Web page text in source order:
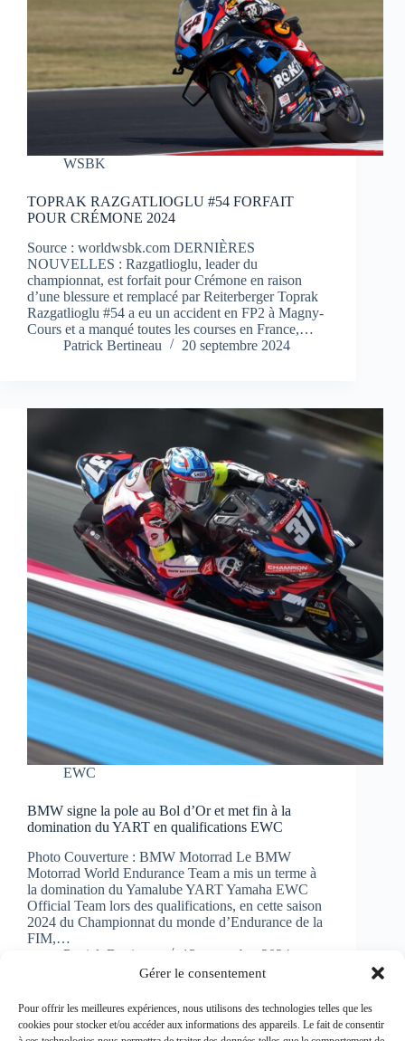
Gérer le consentement
Pour offrir les meilleures expériences, nous utilisons des technologies telles que les
cookies pour stocker et/ou accéder aux informations des appareils. Le fait de consentir
WSBK
TOPRAK RAZGATLIOGLU #54 FORFAIT
POUR CRÉMONE 2024
Source : worldwsbk.com DERNIÈRES
NOUVELLES : Razgatlioglu, leader du
championnat, est forfait pour Crémone en raison
d’une blessure et remplacé par Reiterberger Toprak
Razgatlioglu #54 a eu un accident en FP2 à Magny-
Cours et a manqué toutes les courses en France,…
Patrick Bertineau
20 septembre 2024
EWC
BMW signe la pole au Bol d’Or et met fin à la
domination du YART en qualifications EWC
Photo Couverture : BMW Motorrad Le BMW
Motorrad World Endurance Team a mis un terme à
la domination du Yamalube YART Yamaha EWC
Official Team lors des qualifications, en cette saison
2024 du Championnat du monde d’Endurance de la
FIM,…
Patrick Bertineau
13 septembre 2024